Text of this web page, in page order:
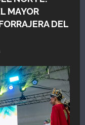
MAYOR
DEL